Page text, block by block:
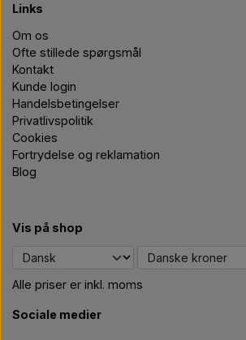
Links
Om os
Ofte stillede spørgsmål
Kontakt
Kunde login
Handelsbetingelser
Privatlivspolitik
Cookies
Fortrydelse og reklamation
Blog
Vis på shop
Alle priser er inkl. moms
Sociale medier